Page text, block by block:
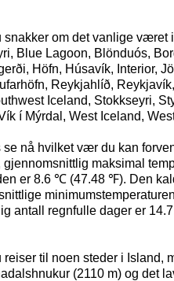
snakker om det vanlige været
Blue Lagoon, Blönduós,
Höfn, Húsavík, Interior,
Reykjahlíð,
Iceland, Stokkseyri,
í Mýrdal, West Iceland,
se nå hvilket vær du kan
gjennomsnittlig maksimal
er 8.6 ℃ (47.48 ℉). Den
antall regnfulle dager er
reiser til noen steder i Island,
(2110 m) og det